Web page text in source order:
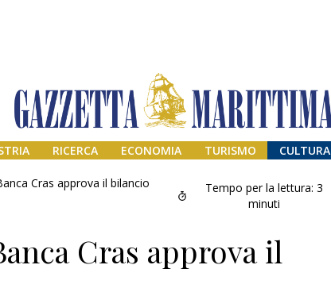
RICERCA ECONOMIA TURISMO CULTURA
Cras approva il bilancio
Tempo per la lettura: 3
minuti
Cras approva il